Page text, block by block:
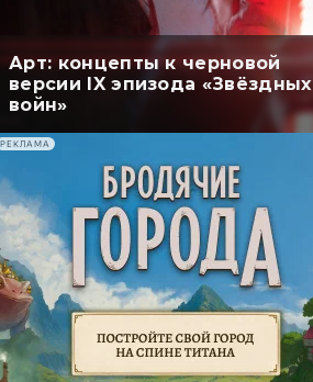
Арт: концепты к черновой
версии IX эпизода «Звёздных
войн»
РЕКЛАМА